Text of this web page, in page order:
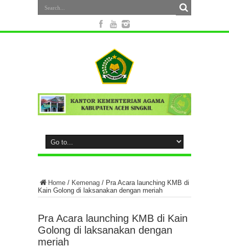
Home / Kemenag / Pra Acara launching KMB di
Kain Golong di laksanakan dengan meriah
Pra Acara launching KMB di Kain
Golong di laksanakan dengan
meriah